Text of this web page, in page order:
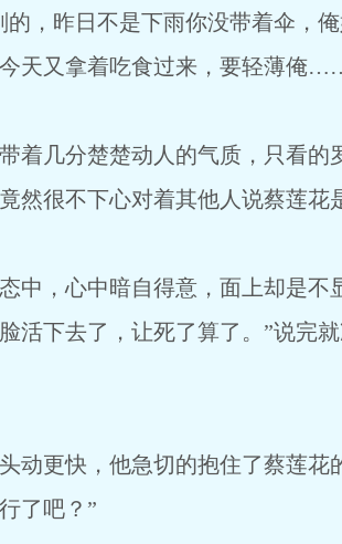
昨日不是下雨你没带着伞，俺
天又拿着吃食过来，要轻薄俺
几分楚楚动人的气质，只看的
然很不下心对着其他人说蔡莲花
，心中暗自得意，面上却是不
活下去了，让死了算了。”说完
更快，他急切的抱住了蔡莲花
了吧？”